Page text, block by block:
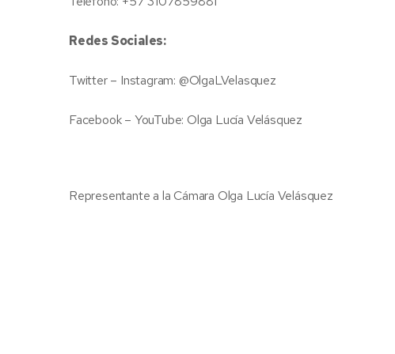
Redes Sociales:
Twitter – Instagram: @OlgaLVelasquez
Facebook – YouTube: Olga Lucía Velásquez
Representante a la Cámara Olga Lucía Velásquez